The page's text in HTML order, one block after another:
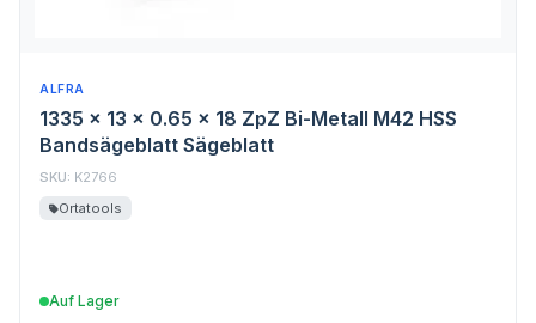
ALFRA
1335 x 13 x 0.65 x 18 ZpZ Bi-Metall M42 HSS
Bandsägeblatt Sägeblatt
SKU: K2766
Ortatools
Auf Lager